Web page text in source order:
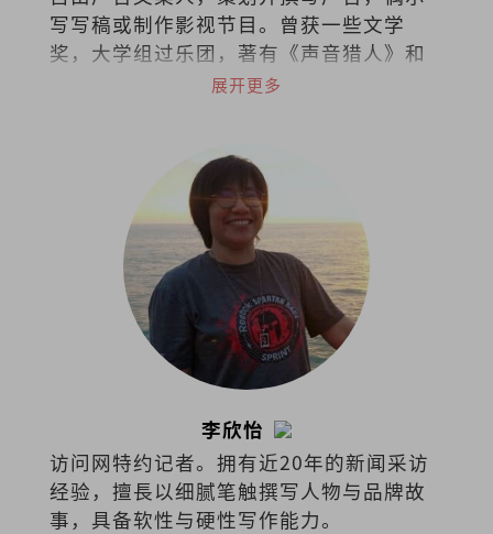
写写稿或制作影视节目。曾获一些文学
奖，大学组过乐团，著有《声音猎人》和
《徒手杀死那只狐狸》。
展开更多
李欣怡
访问网特约记者。拥有近20年的新闻采访
经验，擅⻑以细腻笔触撰写⼈物与品牌故
事，具备软性与硬性写作能⼒。